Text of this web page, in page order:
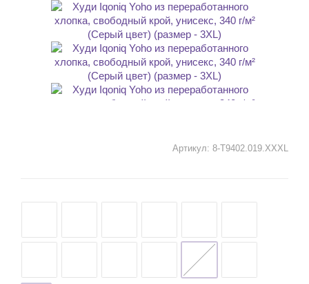
Артикул: 8-T9402.019.XXXL